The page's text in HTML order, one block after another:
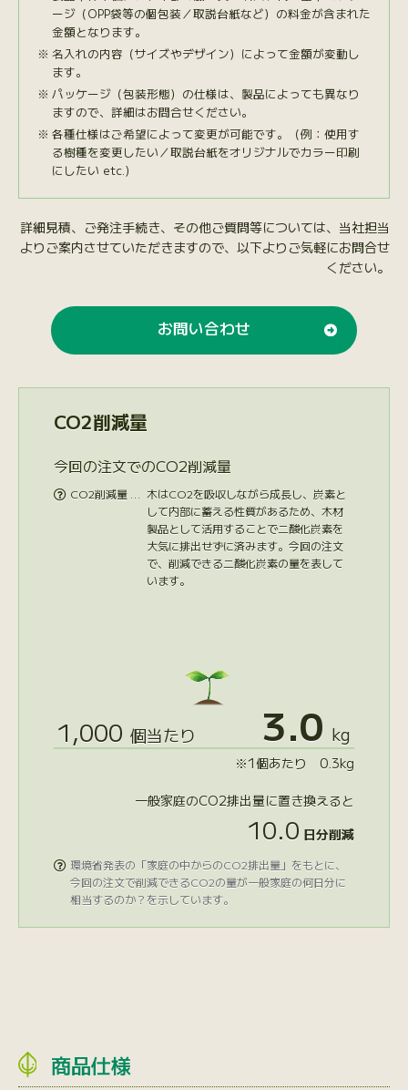
ージ（OPP袋等の個包装／取説台紙など）の料金が含まれた
金額となります。
名入れの内容（サイズやデザイン）によって金額が変動し
ます。
パッケージ（包装形態）の仕様は、製品によっても異なり
ますので、詳細はお問合せください。
各種仕様はご希望によって変更が可能です。（例：使用す
る樹種を変更したい／取説台紙をオリジナルでカラー印刷
にしたい etc.）
詳細見積、ご発注手続き、その他ご質問等については、当社担当
よりご案内させていただきますので、以下よりご気軽にお問合せ
ください。
お問い合わせ
CO2削減量
今回の注文でのCO2削減量
 CO2削減量 …
木はCO2を吸収しながら成長し、炭素と
して内部に蓄える性質があるため、木材
製品として活用することで二酸化炭素を
大気に排出せずに済みます。今回の注文
で、削減できる二酸化炭素の量を表して
います。
1,000 個当たり 3.0 kg
※1個あたり 0.3kg
一般家庭のCO2排出量に置き換えると
10.0 日分削減
 環境省発表の「家庭の中からのCO2排出量」をもとに、
今回の注文で削減できるCO2の量が一般家庭の何日分に
相当するのか？を示しています。
商品仕様